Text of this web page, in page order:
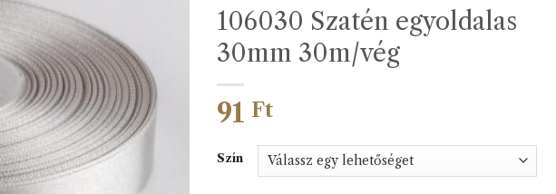
106030 Szatén egyoldalas
30mm 30m/vég
91 Ft
Szín